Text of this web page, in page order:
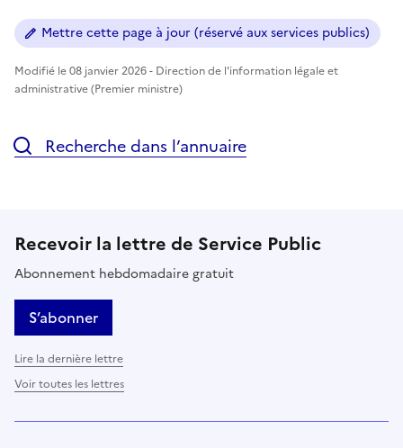
Mettre cette page à jour (réservé aux services publics)
Modifié le 08 janvier 2026 - Direction de l'information légale et
administrative (Premier ministre)
Recherche dans l’annuaire
Recevoir la lettre de Service Public
Abonnement hebdomadaire gratuit
S’abonner
Lire la dernière lettre
Voir toutes les lettres